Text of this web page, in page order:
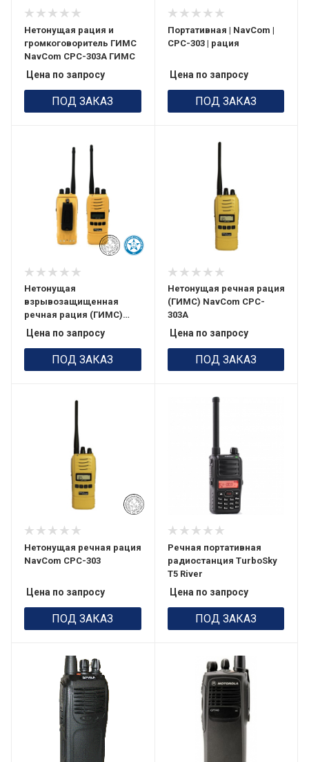
Нетонущая рация и
громкоговоритель ГИМС
NavCom СРС-303А ГИМС
Цена по запросу
ПОД ЗАКАЗ
Портативная | NavCom |
СРС-303 | рация
Цена по запросу
ПОД ЗАКАЗ
Нетонущая
взрывозащищенная
речная рация (ГИМС)
NavCom CPC-303B
Цена по запросу
ПОД ЗАКАЗ
Нетонущая речная рация
(ГИМС) NavCom CPC-
303A
Цена по запросу
ПОД ЗАКАЗ
Нетонущая речная рация
NavCom CPC-303
Цена по запросу
ПОД ЗАКАЗ
Речная портативная
радиостанция TurboSky
T5 River
Цена по запросу
ПОД ЗАКАЗ